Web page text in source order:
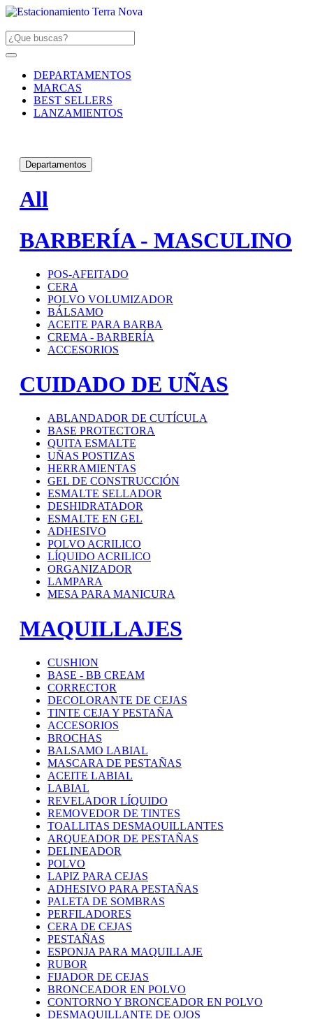
DEPARTAMENTOS
MARCAS
BEST SELLERS
LANZAMIENTOS
Departamentos
All
BARBERÍA - MASCULINO
POS-AFEITADO
CERA
POLVO VOLUMIZADOR
BÁLSAMO
ACEITE PARA BARBA
CREMA - BARBERÍA
ACCESORIOS
CUIDADO DE UÑAS
ABLANDADOR DE CUTÍCULA
BASE PROTECTORA
QUITA ESMALTE
UÑAS POSTIZAS
HERRAMIENTAS
GEL DE CONSTRUCCIÓN
ESMALTE SELLADOR
DESHIDRATADOR
ESMALTE EN GEL
ADHESIVO
POLVO ACRILICO
LÍQUIDO ACRILICO
ORGANIZADOR
LAMPARA
MESA PARA MANICURA
MAQUILLAJES
CUSHION
BASE - BB CREAM
CORRECTOR
DECOLORANTE DE CEJAS
TINTE CEJA Y PESTAÑA
ACCESORIOS
BROCHAS
BALSAMO LABIAL
MASCARA DE PESTAÑAS
ACEITE LABIAL
LABIAL
REVELADOR LÍQUIDO
REMOVEDOR DE TINTES
TOALLITAS DESMAQUILLANTES
ARQUEADOR DE PESTAÑAS
DELINEADOR
POLVO
LAPIZ PARA CEJAS
ADHESIVO PARA PESTAÑAS
PALETA DE SOMBRAS
PERFILADORES
CERA DE CEJAS
PESTAÑAS
ESPONJA PARA MAQUILLAJE
RUBOR
FIJADOR DE CEJAS
BRONCEADOR EN POLVO
CONTORNO Y BRONCEADOR EN POLVO
DESMAQUILLANTE DE OJOS